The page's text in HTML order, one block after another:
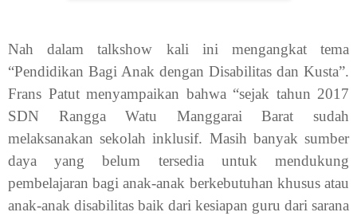
Nah dalam talkshow kali ini mengangkat tema
“Pendidikan Bagi Anak dengan Disabilitas dan Kusta”.
Frans Patut menyampaikan bahwa “sejak tahun 2017
SDN Rangga Watu Manggarai Barat sudah
melaksanakan sekolah inklusif. Masih banyak sumber
daya yang belum tersedia untuk mendukung
pembelajaran bagi anak-anak berkebutuhan khusus atau
anak-anak disabilitas baik dari kesiapan guru dari sarana